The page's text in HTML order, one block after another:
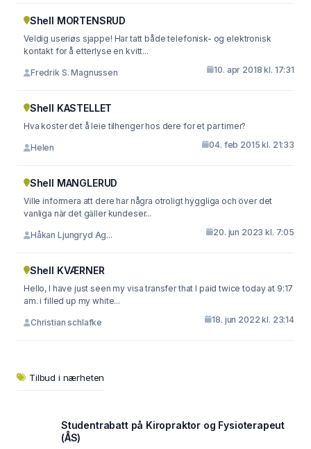
Shell MORTENSRUD
Veldig useriøs sjappe! Har tatt både telefonisk- og elektronisk
kontakt for å etterlyse en kvitt...
Fredrik S. Magnussen 10. apr 2018 kl. 17:31
Shell KASTELLET
Hva koster det å leie tilhenger hos dere for et par timer?
Helen 04. feb 2015 kl. 21:33
Shell MANGLERUD
Ville informera att dere har några otroligt hyggliga och över det
vanliga när det gäller kundeser...
Håkan Ljungryd Ag... 20. jun 2023 kl. 7:05
Shell KVÆRNER
Hello, I have just seen my visa transfer that I paid twice today at 9:17
am. i filled up my white...
Christian schlafke 18. jun 2022 kl. 23:14
Tilbud i nærheten
Studentrabatt på Kiropraktor og Fysioterapeut
(ÅS)